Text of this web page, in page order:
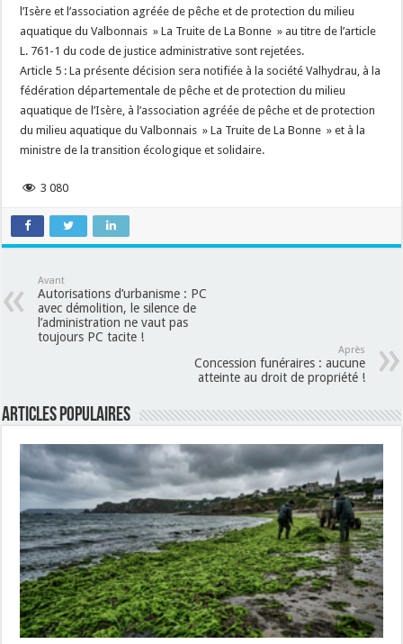
l’Isère et l’association agréée de pêche et de protection du milieu
aquatique du Valbonnais » La Truite de La Bonne » au titre de l’article
L. 761-1 du code de justice administrative sont rejetées.
Article 5 : La présente décision sera notifiée à la société Valhydrau, à la
fédération départementale de pêche et de protection du milieu
aquatique de l’Isère, à l’association agréée de pêche et de protection
du milieu aquatique du Valbonnais » La Truite de La Bonne » et à la
ministre de la transition écologique et solidaire.
3 080
Avant
Autorisations d’urbanisme : PC
avec démolition, le silence de
l’administration ne vaut pas
toujours PC tacite !
Après
Concession funéraires : aucune
atteinte au droit de propriété !
Articles populaires